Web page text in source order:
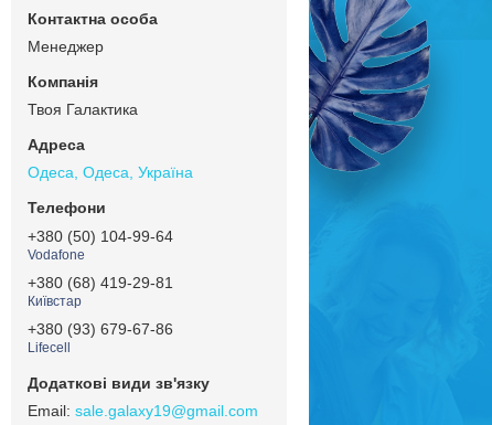
Менеджер
Твоя Галактика
Одеса, Одеса, Україна
+380 (50) 104-99-64
Vodafone
+380 (68) 419-29-81
Київстар
+380 (93) 679-67-86
Lifecell
sale.galaxy19@gmail.com